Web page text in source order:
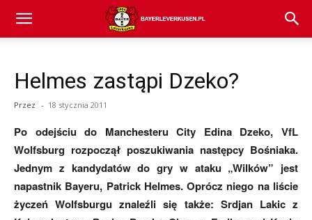
Bayer
Leverkusen
Helmes zastąpi Dzeko?
Przez - 18 stycznia 2011
Po odejściu do Manchesteru City Edina Dzeko, VfL
Wolfsburg rozpoczął poszukiwania następcy Bośniaka.
Jednym z kandydatów do gry w ataku „Wilków” jest
napastnik Bayeru, Patrick Helmes. Oprócz niego na liście
życzeń Wolfsburgu znaleźli się także: Srdjan Lakic z